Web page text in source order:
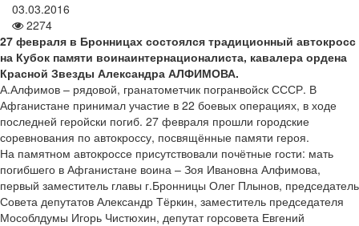
03.03.2016
2274
27 февраля в Бронницах состоялся традиционный автокросс
на Кубок памяти воина­интернационалиста, кавалера ордена
Красной Звезды Александра АЛФИМОВА.
А.Алфимов – рядовой, гранатометчик погранвойск СССР. В
Афганистане принимал участие в 22 боевых операциях, в ходе
последней геройски погиб. 27 февраля прошли городские
соревнования по автокроссу, посвящённые памяти героя.
На памятном автокроссе присутствовали почётные гости: мать
погибшего в Афганистане воина – Зоя Ивановна Алфимова,
первый заместитель главы г.Бронницы Олег Плынов, председатель
Совета депутатов Александр Тёркин, заместитель председателя
Мособлдумы Игорь Чистюхин, депутат горсовета Евгений